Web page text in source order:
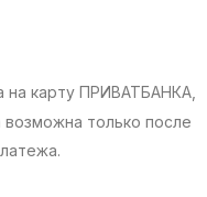
на карту ПРИВАТБАНКА,
возможна только после